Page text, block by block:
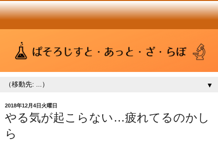
▼
2018年12月4日火曜日
やる気が起こらない…疲れてるのかし
ら